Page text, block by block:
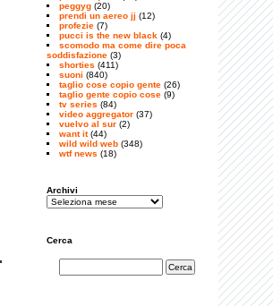
peggyg (20)
prendi un aereo jj (12)
profezie (7)
pucci is the new black (4)
scomodo ma come dire poca
soddisfazione (3)
shorties (411)
suoni (840)
taglio cose copio gente (26)
taglio gente copio cose (9)
tv series (84)
video aggregator (37)
vuelvo al sur (2)
want it(44)
wild wild web (348)
wtf news (18)
Archivi
Cerca